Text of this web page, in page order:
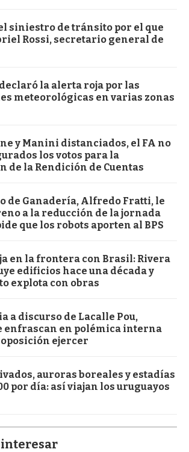
siniestro de tránsito por el que
Rossi, secretario general de
la alerta roja por las
meteorológicas en varias zonas
y Manini distanciados, el FA no
los votos para la
de la Rendición de Cuentas
de Ganadería, Alfredo Fratti, le
a la reducción de la jornada
que los robots aporten al BPS
en la frontera con Brasil: Rivera
edificios hace una década y
explota con obras
a discurso de Lacalle Pou,
enfrascan en polémica interna
oposición ejercer
auroras boreales y estadías
por día: así viajan los uruguayos
interesar